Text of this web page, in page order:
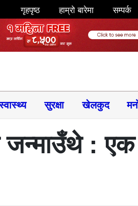
गृहपृष्ठ हाम्रो बारेमा सम्पर्क
सुरक्षा खेलकुद
जन्माउँथे : एक